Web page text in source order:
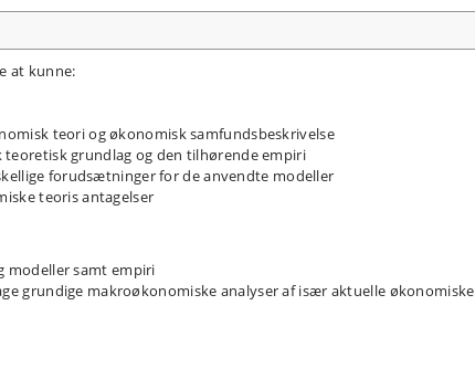
at kunne:
teori og økonomisk samfundsbeskrivelse
grundlag og den tilhørende empiri
forudsætninger for de anvendte modeller
teoris antagelser
modeller samt empiri
grundige makroøkonomiske analyser af især aktuelle økonomiske